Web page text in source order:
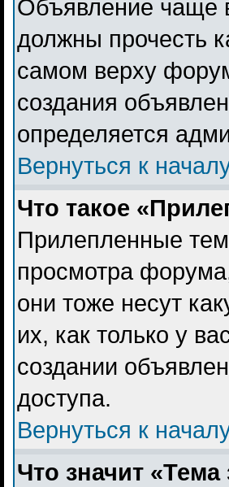
Объявление чаще
должны прочесть
самом верху
создания
определяется
Вернуться к
Что такое
Прилепленные
просмотра
они тоже несут
их, как только у
создании
доступа.
Вернуться к
Что значит «Тема